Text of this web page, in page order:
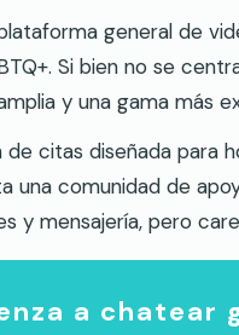
general de
Si bien no se
y una gama más
citas diseñada para
una comunidad de
y mensajería, pero
a chatear